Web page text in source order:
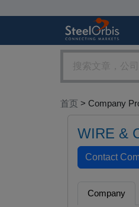
首页 > Company
WIRE &
Company